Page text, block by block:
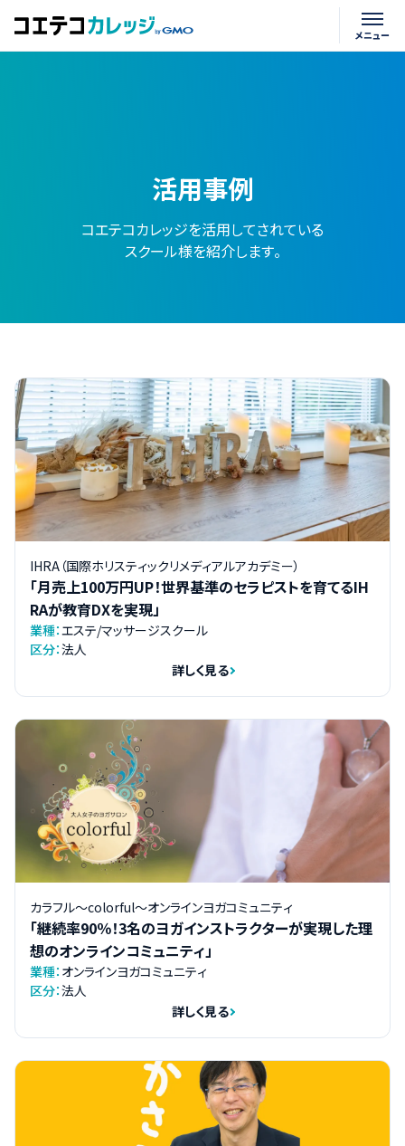
活用事例
コエテコカレッジを活用してされている
スクール様を紹介します。
IHRA（国際ホリスティックリメディアルアカデミー）
「月売上100万円UP！世界基準のセラピストを育てるIH
RAが教育DXを実現」
業種：エステ/マッサージスクール
区分：法人
詳しく見る
カラフル～colorful～オンラインヨガコミュニティ
「継続率90％！3名のヨガインストラクターが実現した理
想のオンラインコミュニティ」
業種： オンラインヨガコミュニティ
区分：法人
詳しく見る